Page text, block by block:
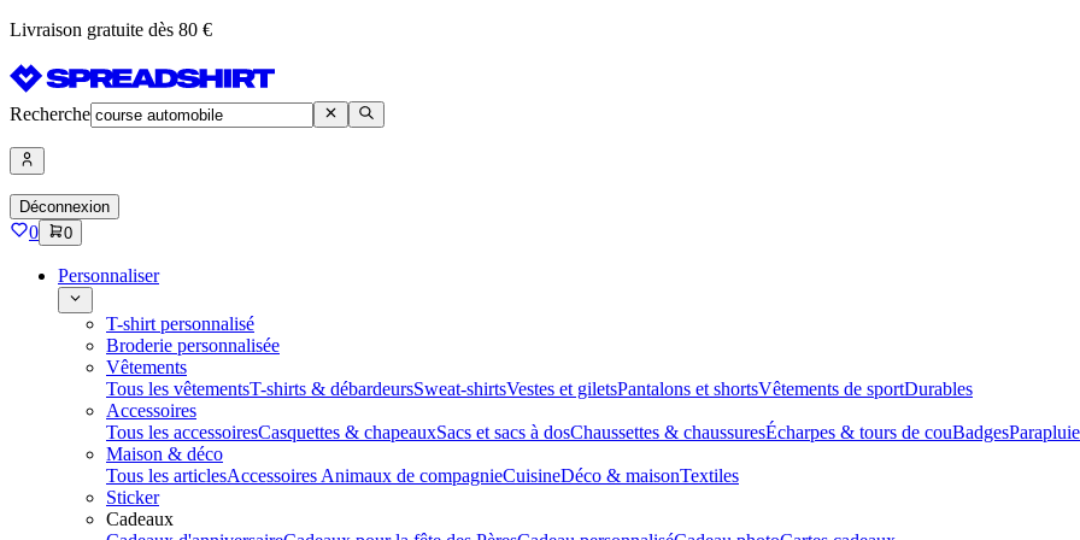
Livraison gratuite dès 80 €
Recherche
Déconnexion
0 0
Personnaliser
T-shirt personnalisé
Broderie personnalisée
Vêtements
Tous les vêtementsT-shirts & débardeursSweat-shirtsVestes et giletsPantalons et shortsVêtements de sportDurables
Accessoires
Tous les accessoiresCasquettes & chapeauxSacs et sacs à dosChaussettes & chaussuresÉcharpes & tours de couBadges
Maison & déco
Tous les articlesAccessoires Animaux de compagnieCuisineDéco & maisonTextiles
Sticker
Cadeaux